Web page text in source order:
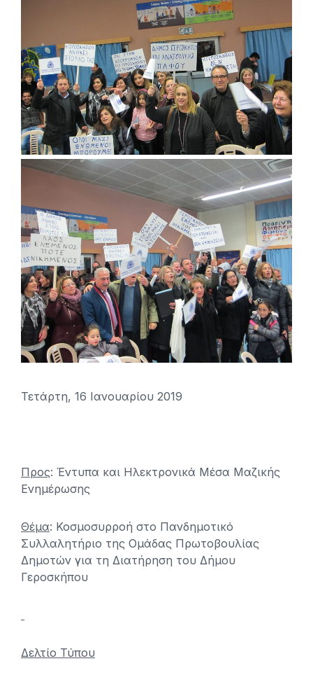
Τετάρτη, 16 Ιανουαρίου 2019
Προς: Έντυπα και Ηλεκτρονικά Μέσα Μαζικής
Ενημέρωσης
Θέμα: Κοσμοσυρροή στο Πανδημοτικό
Συλλαλητήριο της Ομάδας Πρωτοβουλίας
Δημοτών για τη Διατήρηση του Δήμου
Γεροσκήπου
Δελτίο Τύπου